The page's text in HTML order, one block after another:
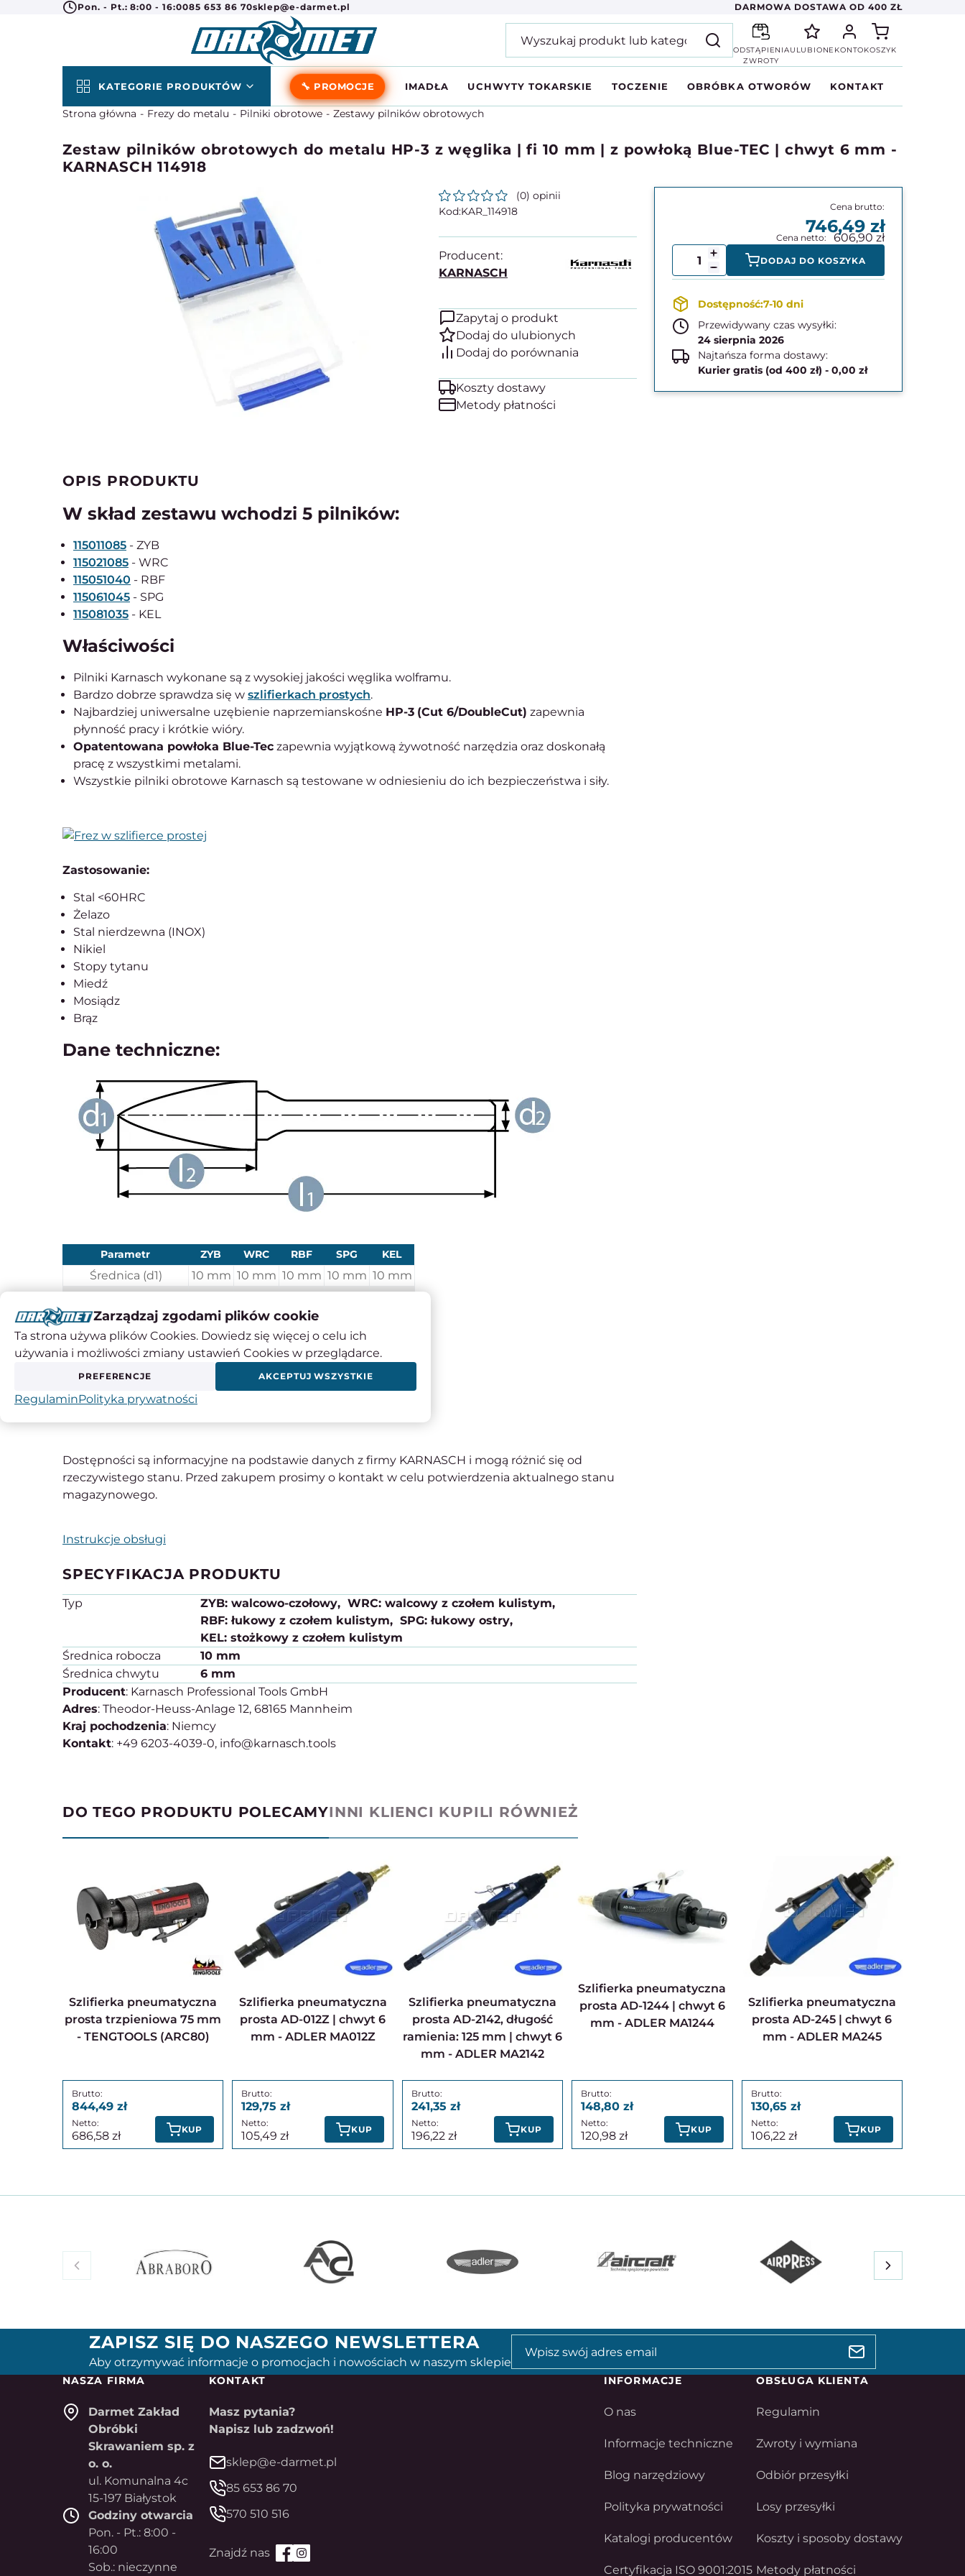
Pon. - Pt.: 8:00 - 16:0085 653 86 70sklep@e-darmet.pl DARMOWA DOSTAWA OD 400 ZŁ
ODSTĄPIENIA
ZWROTY
ULUBIONE KONTOKOSZYK
KATEGORIE PRODUKTÓW 🔧 PROMOCJE IMADŁA UCHWYTY TOKARSKIE TOCZENIE OBRÓBKA OTWORÓW KONTAKT
Strona główna Frezy do metalu Pilniki obrotowe Zestawy pilników obrotowych
Zestaw pilników obrotowych do metalu HP-3 z węglika | fi 10 mm | z powłoką Blue-TEC | chwyt 6 mm -
KARNASCH 114918
(0) opinii
KAR_114918
Producent:
KARNASCH
Zapytaj o produkt
Koszty dostawy
Metody płatności
746,49
606,90
DODAJ DO KOSZYKA
7-10 dni
Przewidywany czas wysyłki:
24 sierpnia 2026
Najtańsza forma dostawy:
Kurier gratis (od 400 zł) - 0,00 zł
OPIS PRODUKTU
W skład zestawu wchodzi 5 pilników:
115011085 - ZYB
115021085 - WRC
115051040 - RBF
115061045 - SPG
115081035 - KEL
Właściwości
Pilniki Karnasch wykonane są z wysokiej jakości węglika wolframu.
Bardzo dobrze sprawdza się w szlifierkach prostych.
Najbardziej uniwersalne uzębienie naprzemianskośne HP-3 (Cut 6/DoubleCut) zapewnia
płynność pracy i krótkie wióry.
Opatentowana powłoka Blue-Tec zapewnia wyjątkową żywotność narzędzia oraz doskonałą
pracę z wszystkimi metalami.
Wszystkie pilniki obrotowe Karnasch są testowane w odniesieniu do ich bezpieczeństwa i siły.
Zastosowanie:
Stal <60HRC
Żelazo
Stal nierdzewna (INOX)
Nikiel
Stopy tytanu
Miedź
Mosiądz
Brąz
Dane techniczne:
Parametr ZYB WRC RBF SPG KEL
Średnica (d1) 10 mm 10 mm 10 mm 10 mm 10 mm
Długość robocza (l2) 20 mm 20 mm 20 mm 20 mm 30 mm
Średnica chwytu (d2) 6 mm 6 mm 6 mm
Długość całkowita (l1) 65 mm 65 mm 65 mm 65 mm
Kod produktu
114918
Pilniki obrotowe KARNASCH - Informacje techniczne
Dostępności są informacyjne na podstawie danych z firmy KARNASCH i mogą różnić się od
rzeczywistego stanu. Przed zakupem prosimy o kontakt w celu potwierdzenia aktualnego stanu
magazynowego.
Instrukcje obsługi
SPECYFIKACJA PRODUKTU
Typ ZYB: walcowo-czołowy
WRC: walcowy z czołem kulistym
RBF: łukowy z czołem kulistym
SPG: łukowy ostry
KEL: stożkowy z czołem kulistym
Średnica robocza
10 mm
Średnica chwytu
6 mm
Producent: Karnasch Professional Tools GmbH
Adres: Theodor-Heuss-Anlage 12, 68165 Mannheim
Kraj pochodzenia: Niemcy
Kontakt: +49 6203-4039-0, info@karnasch.tools
DO TEGO PRODUKTU POLECAMYINNI KLIENCI KUPILI RÓWNIEŻ
Szlifierka pneumatyczna
prosta trzpieniowa 75 mm
- TENGTOOLS (ARC80)
844,49
686,58 KUP
Szlifierka pneumatyczna
prosta AD-012Z | chwyt 6
mm - ADLER MA012Z
129,75
105,49 KUP
Szlifierka pneumatyczna
prosta AD-2142, długość
ramienia: 125 mm | chwyt 6
mm - ADLER MA2142
241,35
196,22 KUP
Szlifierka pneumatyczna
prosta AD-1244 | chwyt 6
mm - ADLER MA1244
148,80
120,98 KUP
Szlifierka pneumatyczna
prosta AD-245 | chwyt 6
mm - ADLER MA245
130,65
106,22 KUP
ZAPISZ SIĘ DO NASZEGO NEWSLETTERA
Aby otrzymywać informacje o promocjach i nowościach w naszym sklepie
NASZA FIRMA
Darmet Zakład
Obróbki
Skrawaniem sp. z
o. o.
ul. Komunalna 4c
15-197 Białystok
Godziny otwarcia
Pon. - Pt.: 8:00 -
16:00
Sob.: nieczynne
KONTAKT
Masz pytania?
Napisz lub zadzwoń!
sklep@e-darmet.pl
85 653 86 70
570 510 516
INFORMACJE
O nas
Informacje techniczne
Blog narzędziowy
Polityka prywatności
Katalogi producentów
Certyfikacja ISO 9001:2015
OBSŁUGA KLIENTA
Regulamin
Zwroty i wymiana
Odbiór przesyłki
Losy przesyłki
Koszty i sposoby dostawy
Metody płatności
Zarządzaj zgodami plików cookie
Ta strona używa plików Cookies. Dowiedz się więcej o celu ich
używania i możliwości zmiany ustawień Cookies w przeglądarce.
PREFERENCJE AKCEPTUJ WSZYSTKIE
RegulaminPolityka prywatności